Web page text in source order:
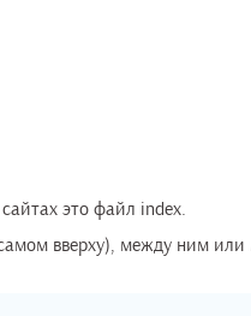
это файл index.
вверху), между ним или